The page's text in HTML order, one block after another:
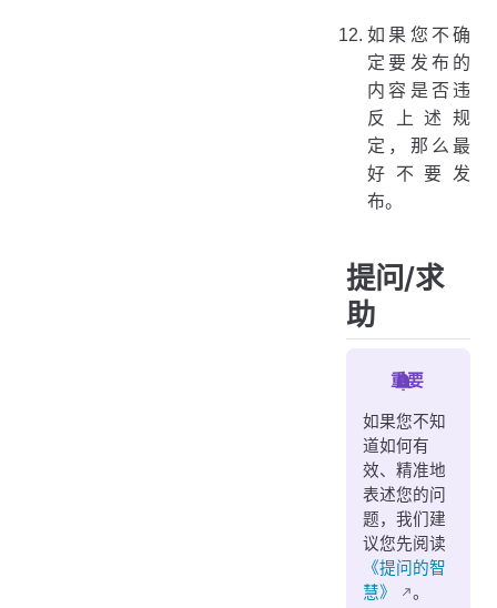
如果您不确
定要发布的
内容是否违
反上述规
定，那么最
好不要发
布。
提问/求
助
重要
如果您不知
道如何有
效、精准地
表述您的问
题，我们建
议您先阅读
《提问的智
慧》
。